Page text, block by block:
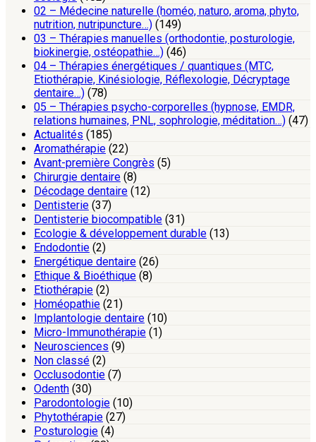
02 – Médecine naturelle (homéo, naturo, aroma, phyto,
nutrition, nutripuncture…) (149)
03 – Thérapies manuelles (orthodontie, posturologie,
biokinergie, ostéopathie…) (46)
04 – Thérapies énergétiques / quantiques (MTC,
Etiothérapie, Kinésiologie, Réflexologie, Décryptage
dentaire…) (78)
05 – Thérapies psycho-corporelles (hypnose, EMDR,
relations humaines, PNL, sophrologie, méditation…) (47)
Actualités (185)
Aromathérapie (22)
Avant-première Congrès (5)
Chirurgie dentaire (8)
Décodage dentaire (12)
Dentisterie (37)
Dentisterie biocompatible (31)
Ecologie & développement durable (13)
Endodontie (2)
Energétique dentaire (26)
Ethique & Bioéthique (8)
Etiothérapie (2)
Homéopathie (21)
Implantologie dentaire (10)
Micro-Immunothérapie (1)
Neurosciences (9)
Non classé (2)
Occlusodontie (7)
Odenth (30)
Parodontologie (10)
Phytothérapie (27)
Posturologie (4)